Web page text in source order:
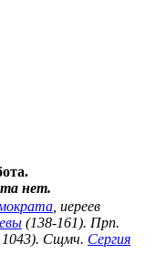
нет.
, иереев
(138-161). Прп.
1043). Сщмч. Сергия